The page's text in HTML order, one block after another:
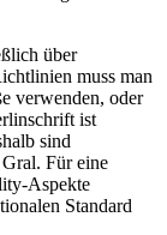
über
muss man
verwenden, oder
ist
sind
Für eine
Aspekte
Standard